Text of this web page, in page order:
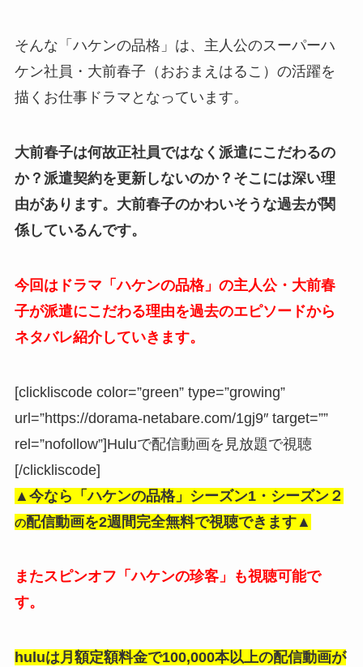
そんな「ハケンの品格」は、主人公のスーパーハ
ケン社員・大前春子（おおまえはるこ）の活躍を
描くお仕事ドラマとなっています。
大前春子は何故正社員ではなく派遣にこだわるの
か？派遣契約を更新しないのか？そこには深い理
由があります。大前春子のかわいそうな過去が関
係しているんです。
今回はドラマ「ハケンの品格」の主人公・大前春
子が派遣にこだわる理由を過去のエピソードから
ネタバレ紹介していきます。
[clickliscode color=”green” type=”growing”
url=”https://dorama-netabare.com/1gj9″ target=””
rel=”nofollow”]Huluで配信動画を見放題で視聴
[/clickliscode]
▲今なら「ハケンの品格」シーズン1・シーズン２
の配信動画を2週間完全無料で視聴できます▲
またスピンオフ「ハケンの珍客」も視聴可能で
す。
huluは月額定額料金で100,000本以上の配信動画が